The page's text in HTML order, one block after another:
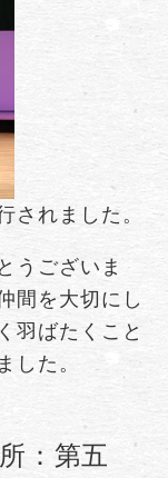
されました。
うございま
間を大切にし
羽ばたくこと
した。
：第五